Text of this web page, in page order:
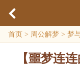
首页 > 周公解梦 > 梦
【噩梦连